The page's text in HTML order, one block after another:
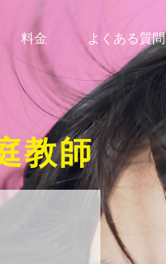
料金 よくある質問
教師